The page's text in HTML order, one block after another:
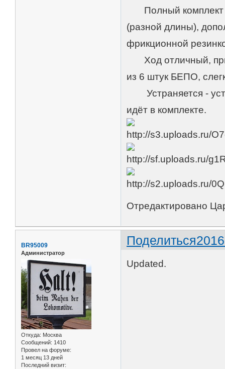
Полный комплект
(разной длины),
фрикционной
Ход отличный, при
из 6 штук БЕПО,
Устраняется -
идёт в комплекте.
Отредактировано
Поделиться
BR95009
Администратор
Откуда: Москва
Сообщений: 1410
Провел на форуме:
1 месяц 13 дней
Последний визит:
Updated.